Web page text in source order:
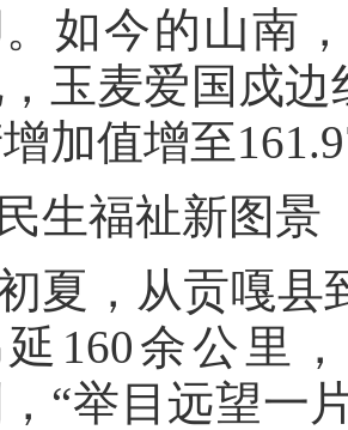
如今的山南
玉麦爱国戍
加值增至
民生福祉新图景
夏，从贡嘎县
160余公里
“举目远望一